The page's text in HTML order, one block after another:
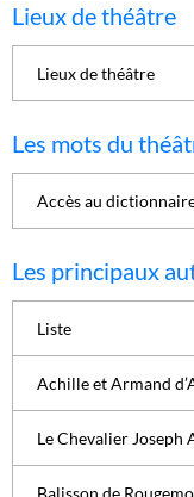
Lieux de théâtre
Lieux de théâtre
Les mots du
Accès au
Les principaux
Liste
Achille et Armand
Le Chevalier Joseph
Balisson de